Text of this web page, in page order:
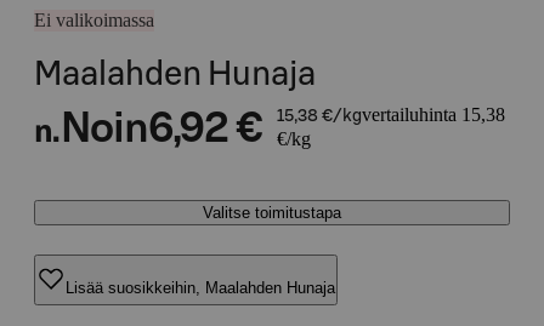
Ei valikoimassa
Maalahden Hunaja
n. Noin6,92 € 15,38 €/kgvertailuhinta 15,38
€/kg
Valitse toimitustapa
Lisää suosikkeihin, Maalahden Hunaja